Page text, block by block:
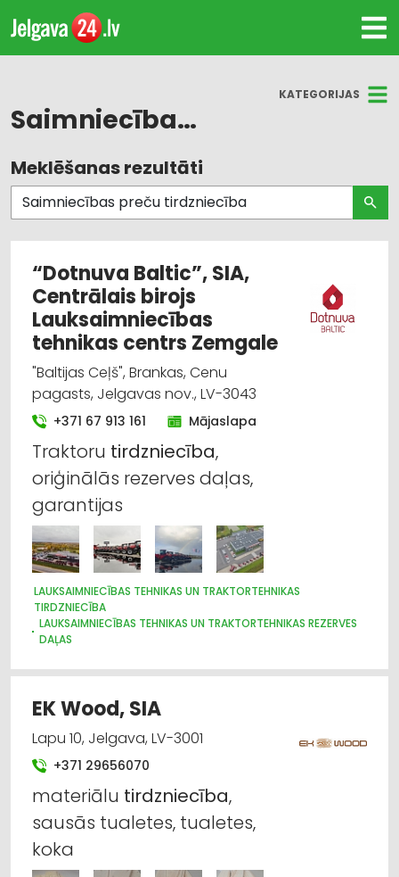
KATEGORIJAS
Saimniecības preču tirdzniecība
Visas nozares
Saimniecības preču tirdzniecība
Higiēnas preces
Internetveikali, e-komercija
Plastmasas izstrādājumi
Trauki
Saimniecības preču vairumtirdzniecība
Sēklas un stādi
Agroķīmija, mēslošanas līdzekļi
Celtniecības un remonta darbi
Meklēšanas rezultāti
“Dotnuva Baltic”, SIA,
Centrālais birojs
Lauksaimniecības
tehnikas centrs Zemgale
"Baltijas Ceļš", Brankas, Cenu
pagasts, Jelgavas nov., LV-3043
+371 67 913 161 Mājaslapa
Traktoru tirdzniecība,
oriģinālās rezerves daļas,
garantijas
LAUKSAIMNIECĪBAS TEHNIKAS UN TRAKTORTEHNIKAS
TIRDZNIECĪBA
LAUKSAIMNIECĪBAS TEHNIKAS UN TRAKTORTEHNIKAS REZERVES
DAĻAS
LABOŠANA, REMONTS
LAUKSAIMNIECĪBAS PAKALPOJUMI
EK Wood, SIA
Lapu 10, Jelgava, LV-3001
+371 29656070
materiālu tirdzniecība,
sausās tualetes, tualetes,
koka